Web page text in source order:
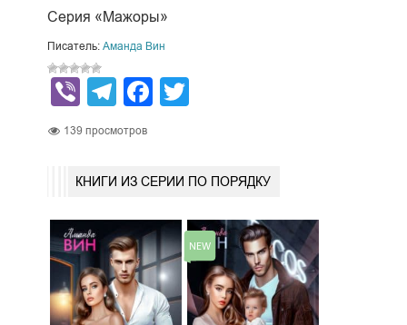
Серия «Мажоры»
Писатель: Аманда Вин
ViberTelegram
Facebook
139 просмотров
КНИГИ ИЗ СЕРИИ ПО ПОРЯДКУ